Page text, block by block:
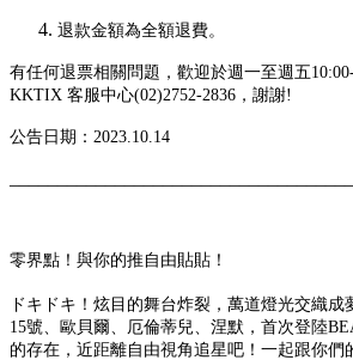
退款金額為全額退費。
有任何退票相關問題，歡迎於週一至週五
KKTIX 客服中心(02)2752-2836，謝謝!
公告日期：2023.10.14
零界點！與你的推自由貼貼！
ドキドキ！炫目的舞台炸裂，萬道燈光交織成
15號、歐貝爾、厄倫蒂兒、涅默，首次登陸
的存在，近距離自由視角追星吧！一起跟你們